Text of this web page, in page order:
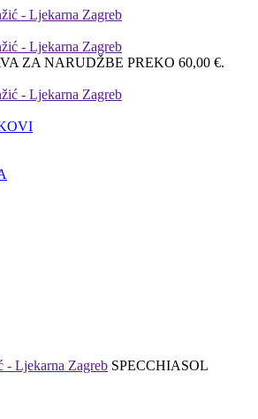
ZA NARUDŽBE PREKO 60,00 €.
- Ljekarna Zagreb SPECCHIASOL